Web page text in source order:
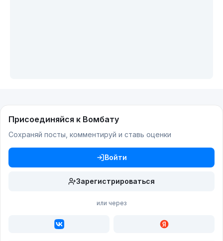
Присоединяйся к Вомбату
Сохраняй посты, комментируй и ставь оценки
Войти
Зарегистрироваться
или через